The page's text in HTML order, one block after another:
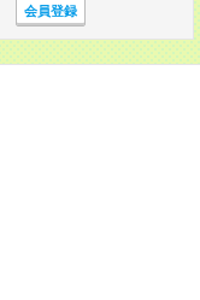
会員登録